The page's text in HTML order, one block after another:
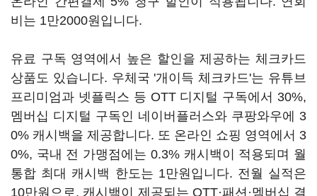
비는 1만2000원입니다.
유료 구독 영역에서 높은 할인을 제공하는 체크카드
상품도 있습니다. 우체국 '개이득 체크카드'는 유튜브
프리미엄과 넷플릭스 등 OTT 디지털 구독에서 30%,
멤버십 디지털 구독인 네이버플러스와 쿠팡와우에 3
0% 캐시백을 제공합니다. 또 온라인 쇼핑 영역에서 3
0%, 국내 전 가맹점에는 0.3% 캐시백이 적용되며 월
통합 최대 캐시백 한도는 1만원입니다. 전월 실적은
10만원으로, 캐시백이 제공되는 OTT·패션·멤버십 결